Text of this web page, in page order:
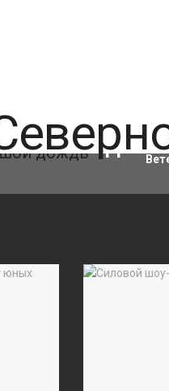
11 °C